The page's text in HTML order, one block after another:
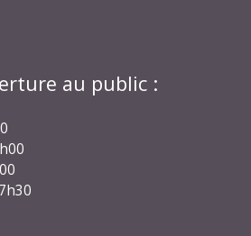
au public :